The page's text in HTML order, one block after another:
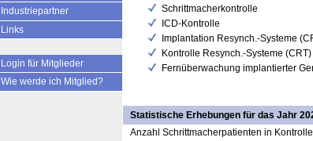
Industriepartner
Links
Login für Mitglieder
Wie werde ich Mitglied?
Schrittmacherkontrolle
ICD-Kontrolle
Implantation Resynch.-Systeme
Kontrolle Resynch.-Systeme (CRT)
Fernüberwachung implantierter
Statistische Erhebungen für das Jahr
Anzahl Schrittmacherpatienten in